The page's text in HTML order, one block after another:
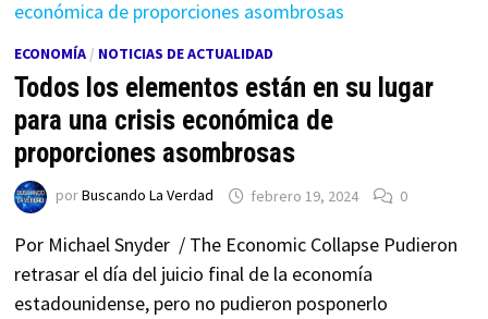
ECONOMÍA/ NOTICIAS DE ACTUALIDAD
Todos los elementos están en su lugar
para una crisis económica de
proporciones asombrosas
porBuscando La Verdad febrero 19, 2024 0
Por Michael Snyder / The Economic Collapse Pudieron
retrasar el día del juicio final de la economía
estadounidense, pero no pudieron posponerlo